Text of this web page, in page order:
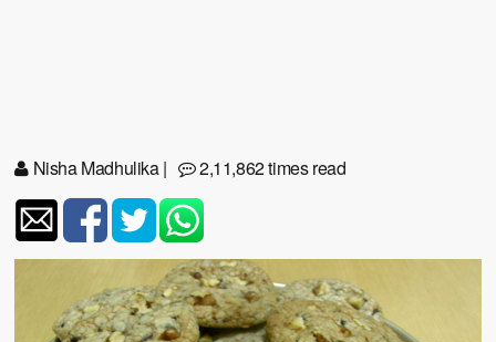
Nisha Madhulika| 2,11,862 times read